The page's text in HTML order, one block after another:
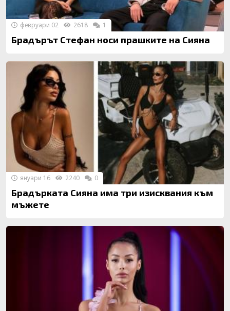
Брадърът Стефан носи прашките на Сияна
февруари 02 2618 1
Брадърката Сияна има три изисквания към
мъжете
януари 16 2240 0